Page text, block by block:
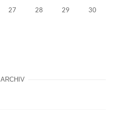
27 28 29 30
ARCHIV